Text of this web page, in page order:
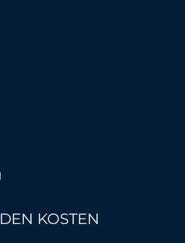
KOSTEN